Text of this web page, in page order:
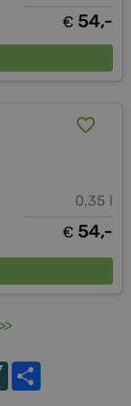
€ 54,-
0,35 l
€ 54,-
XING